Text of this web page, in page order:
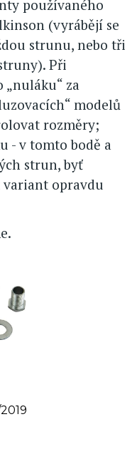
používaného
(vyrábějí se
strunu, nebo tři
Při
„nuláku“ za
modelů
rozměry;
- v tomto bodě a
strun, byť
variant opravdu
2019